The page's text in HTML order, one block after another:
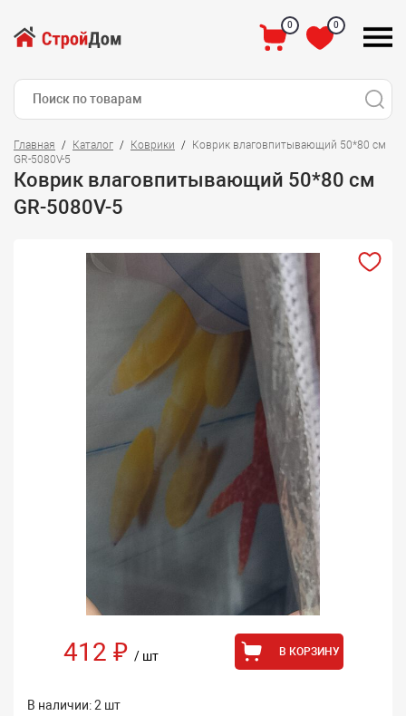
0 0
Главная Каталог Коврики
Коврик влаговпитывающий 50*80 см
GR-5080V-5
Коврик влаговпитывающий 50*80 см
GR-5080V-5
412 ₽ / шт В КОРЗИНУ
В наличии: 2 шт